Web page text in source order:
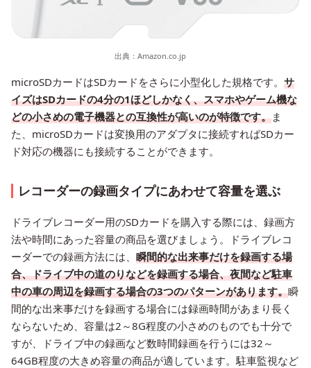
出典： Amazon.co.jp
microSDカードはSDカードをさらに小型化した規格です。 サ
イズはSDカードの4分の1ほどしかなく、スマホやゲーム機な
どの小さめの電子機器との互換性が高いのが特徴です。ま
た、microSDカードは変換用のアダプタに接続すればSDカー
ド対応の機器にも接続することができます。
レコーダーの録画タイプにあわせて容量を選ぶ
ドライブレコーダー用のSDカードを購入する際には、録画方
法や時間にあった容量の商品を選びましょう。ドライブレコ
ーダーでの録画方法には、 瞬間的な出来事だけを録画する場
合、ドライブ中の道のりなどを録画する場合、夜間など駐車
中の車の周辺を録画する場合の3つのパターンがあります。瞬
間的な出来事だけを録画する場合には録画時間があまり長く
ならないため、容量は2～8G程度の小さめのものでも十分で
すが、ドライブ中の録画など数時間録画を行うには32～
64GB程度の大きめ容量の商品が適しています。駐車監視など